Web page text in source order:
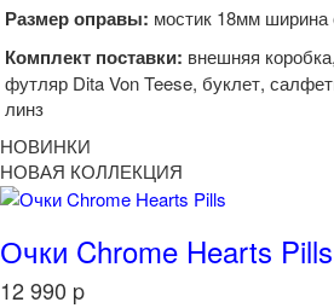
Размер оправы: мостик 18мм
Комплект поставки: внешняя
футляр Dita Von Teese, буклет,
линз
НОВИНКИ
НОВАЯ КОЛЛЕКЦИЯ
Очки Chrome Hearts Pills
12 990 p